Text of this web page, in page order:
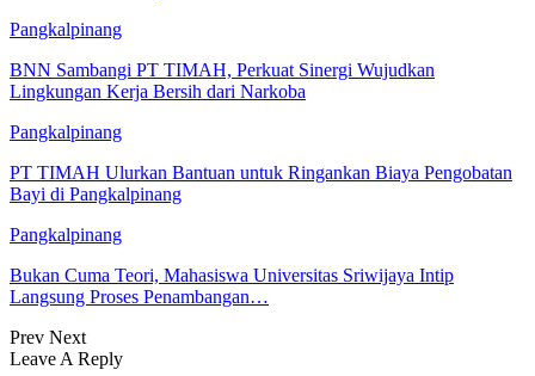
Pangkalpinang
BNN Sambangi PT TIMAH, Perkuat Sinergi Wujudkan
Lingkungan Kerja Bersih dari Narkoba
Pangkalpinang
PT TIMAH Ulurkan Bantuan untuk Ringankan Biaya Pengobatan
Bayi di Pangkalpinang
Pangkalpinang
Bukan Cuma Teori, Mahasiswa Universitas Sriwijaya Intip
Langsung Proses Penambangan…
Prev Next
Leave A Reply